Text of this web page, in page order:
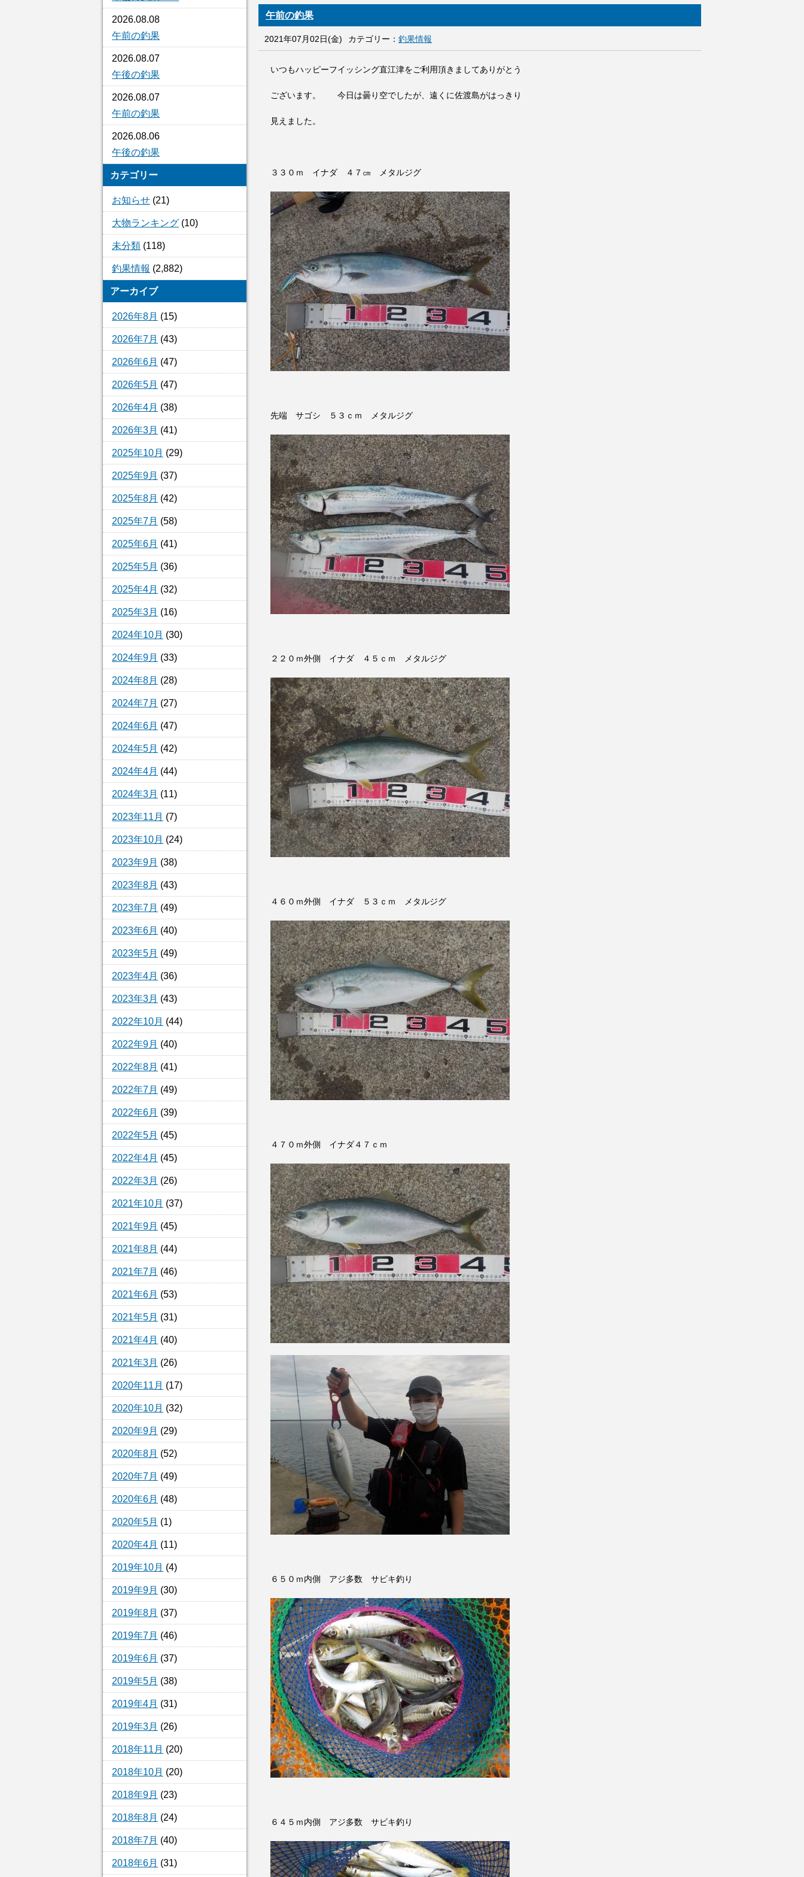
2026.08.08
午前の釣果
2026.08.07
午後の釣果
2026.08.07
午前の釣果
2026.08.06
午後の釣果
カテゴリー
お知らせ (21)
大物ランキング (10)
未分類 (118)
釣果情報 (2,882)
アーカイブ
2026年8月 (15)
2026年7月 (43)
2026年6月 (47)
2026年5月 (47)
2026年4月 (38)
2026年3月 (41)
2025年10月 (29)
2025年9月 (37)
2025年8月 (42)
2025年7月 (58)
2025年6月 (41)
2025年5月 (36)
2025年4月 (32)
2025年3月 (16)
2024年10月 (30)
2024年9月 (33)
2024年8月 (28)
2024年7月 (27)
2024年6月 (47)
2024年5月 (42)
2024年4月 (44)
2024年3月 (11)
2023年11月 (7)
2023年10月 (24)
2023年9月 (38)
2023年8月 (43)
2023年7月 (49)
2023年6月 (40)
2023年5月 (49)
2023年4月 (36)
2023年3月 (43)
2022年10月 (44)
2022年9月 (40)
2022年8月 (41)
2022年7月 (49)
2022年6月 (39)
2022年5月 (45)
2022年4月 (45)
2022年3月 (26)
2021年10月 (37)
2021年9月 (45)
2021年8月 (44)
2021年7月 (46)
2021年6月 (53)
2021年5月 (31)
2021年4月 (40)
2021年3月 (26)
2020年11月 (17)
2020年10月 (32)
2020年9月 (29)
2020年8月 (52)
2020年7月 (49)
2020年6月 (48)
2020年5月 (1)
2020年4月 (11)
2019年10月 (4)
2019年9月 (30)
2019年8月 (37)
2019年7月 (46)
2019年6月 (37)
2019年5月 (38)
2019年4月 (31)
2019年3月 (26)
2018年11月 (20)
2018年10月 (20)
2018年9月 (23)
2018年8月 (24)
2018年7月 (40)
2018年6月 (31)
午前の釣果
2021年07月02日(金) カテゴリー： 釣果情報
いつもハッピーフイッシング直江津をご利用頂きましてありがとう
ございます。 今日は曇り空でしたが、遠くに佐渡島がはっきり
見えました。
３３０ｍ イナダ ４７㎝ メタルジグ
先端 サゴシ ５３ｃｍ メタルジグ
２２０ｍ外側 イナダ ４５ｃｍ メタルジグ
４６０ｍ外側 イナダ ５３ｃｍ メタルジグ
４７０ｍ外側 イナダ４７ｃｍ
６５０ｍ内側 アジ多数 サビキ釣り
６４５ｍ内側 アジ多数 サビキ釣り